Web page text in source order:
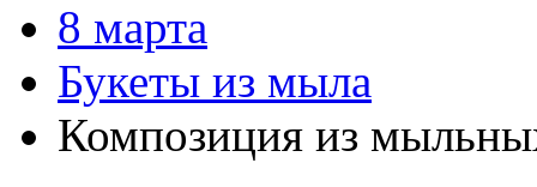
8 марта
Букеты из мыла
Композиция из